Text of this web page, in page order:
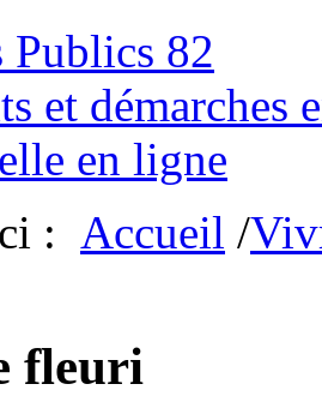
Publics 82
et démarches
en ligne
: Accueil /
fleuri